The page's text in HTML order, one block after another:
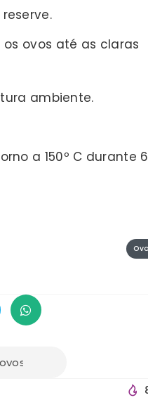
ovos até as claras
ambiente.
a 150º C durante